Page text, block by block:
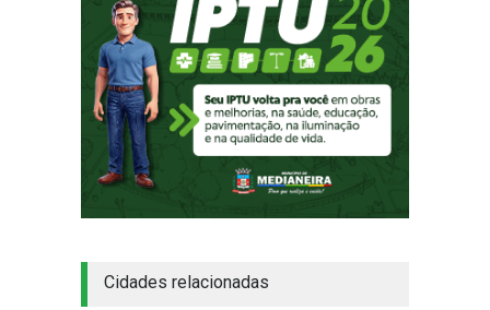
Cidades relacionadas